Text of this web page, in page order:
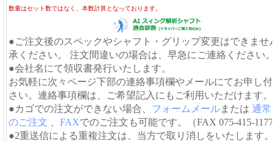
数量はセット数ではなく、本数計算となっております。
●ご注文後のスペックやシャフト・グリップ変更はできませ
承ください。 注文間違いの場合は、早急にご連絡ください
●会社名にて領収書発行いたします。
お気軽に次々ページ下部の連絡事項欄やメールにてお申し
さい。連絡事項欄は、ご希望記入にもご利用いただけます。
●カゴでの注文ができない場合、 フォームメールまたは 通常
のご注文
FAXでのご注文も可能です。（FAX 075-415-
●2重送信による重複注文は、当方で取り消しをいたします